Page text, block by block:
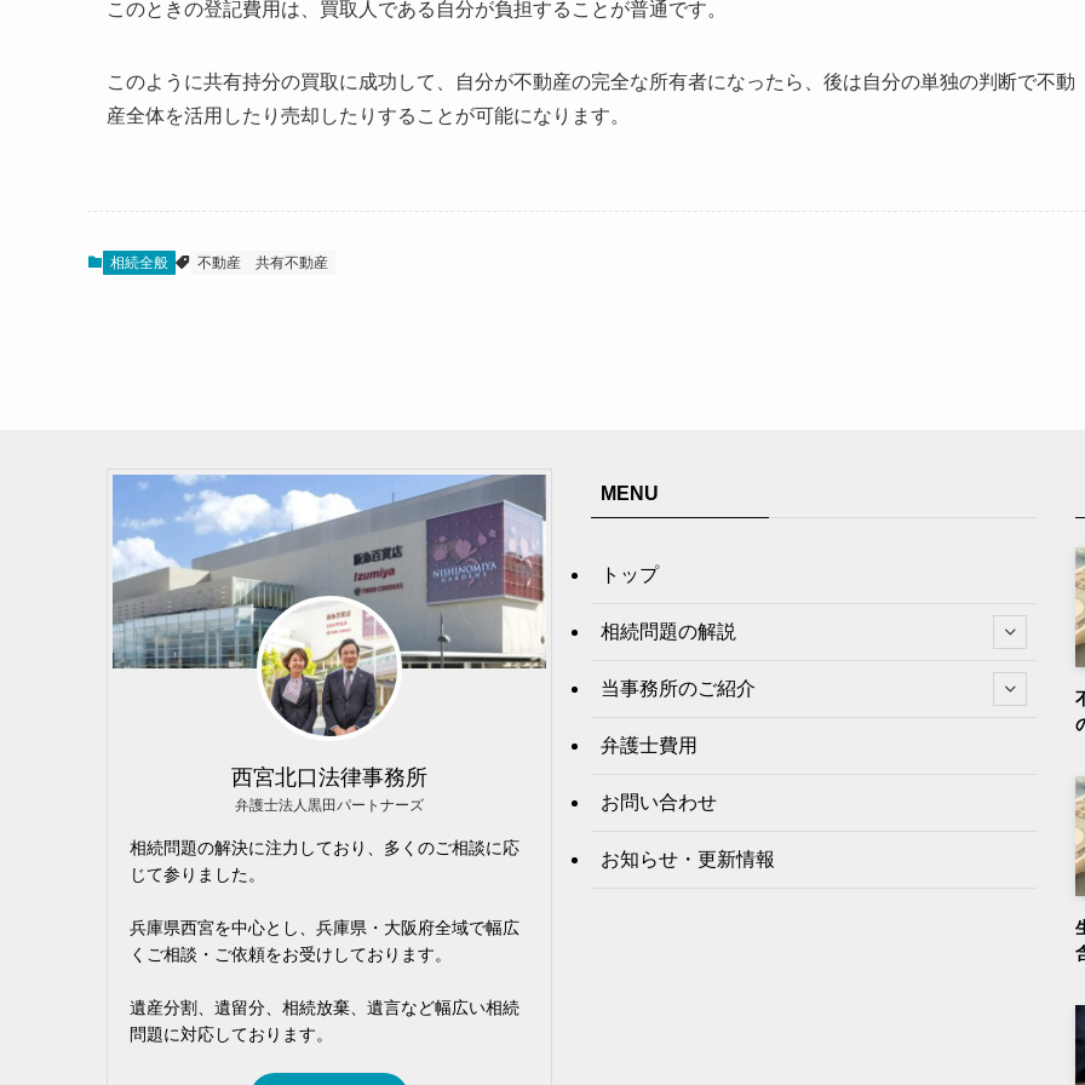
このときの登記費用は、買取人である自分が負担することが普通です。
このように共有持分の買取に成功して、自分が不動産の完全な所有者になったら、後は自分の単独の判断で不動
産全体を活用したり売却したりすることが可能になります。
相続全般 不動産 共有不動産
西宮北口法律事務所
弁護士法人黒田パートナーズ
相続問題の解決に注力しており、多くのご相談に応
じて参りました。
兵庫県西宮を中心とし、兵庫県・大阪府全域で幅広
くご相談・ご依頼をお受けしております。
遺産分割、遺留分、相続放棄、遺言など幅広い相続
問題に対応しております。
MENU
トップ
相続問題の解説
当事務所のご紹介
弁護士費用
お問い合わせ
お知らせ・更新情報